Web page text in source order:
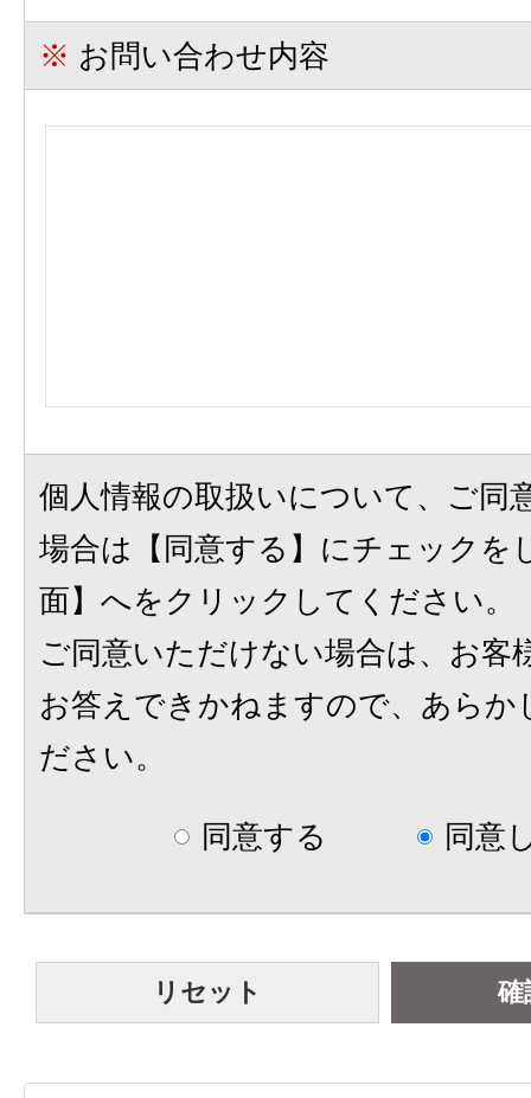
※ お問い合わせ内容
個人情報の取扱いについて、ご同
場合は【同意する】にチェックを
面】へをクリックしてください。
ご同意いただけない場合は、お客
お答えできかねますので、あらか
ださい。
同意する 同意